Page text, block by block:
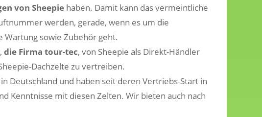
von Sheepiehaben. Damit kann das vermeintliche
werden, gerade, wenn es um die
Wartung sowie Zubehör geht.
die Firma tour-tec, von Sheepie als Direkt-Händler
Dachzelte zu vertreiben.
Deutschland und haben seit deren Vertriebs-Start in
Kenntnisse mit diesen Zelten. Wir bieten auch nach